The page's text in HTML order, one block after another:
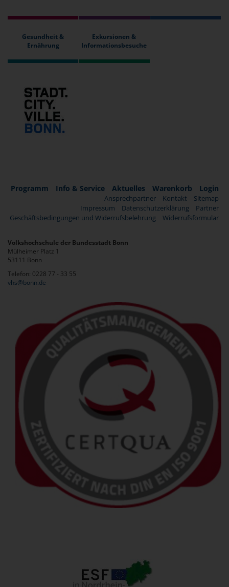
Gesundheit &
Ernährung
Exkursionen &
Informationsbesuche
Programm Info & Service Aktuelles Warenkorb Login
Ansprechpartner Kontakt
Sitemap
Impressum
Datenschutzerklärung
Partner
Geschäftsbedingungen und Widerrufsbelehrung
Widerrufsformular
Volkshochschule der Bundesstadt Bonn
Mülheimer Platz 1
53111 Bonn
Telefon: 0228 77 - 33 55
vhs@bonn.de